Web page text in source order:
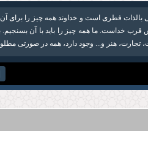
بالذات فطری است و خداوند همه چیز را برای آن
قرب خداست. ما همه چیز را باید با آن بسنجیم.
تجارت، هنر و... وجود دارد، همه در صورتی